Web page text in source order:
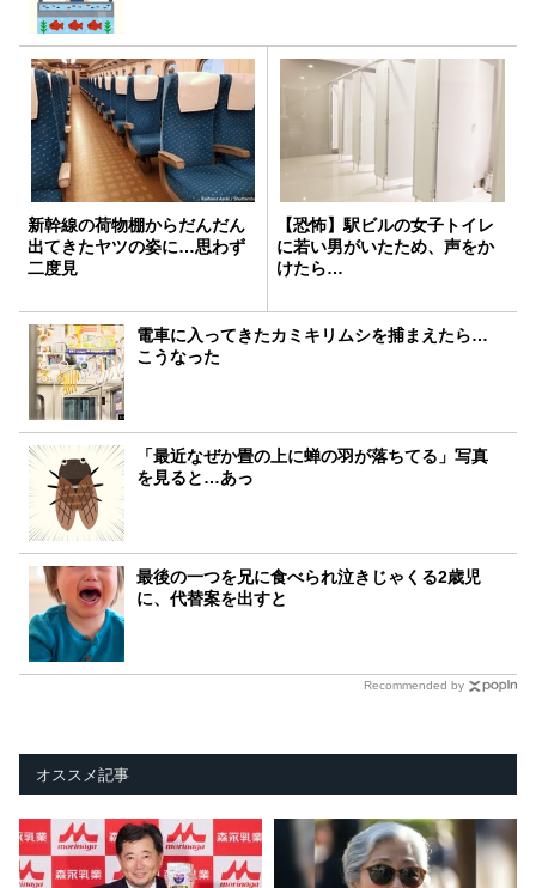
新幹線の荷物棚からだんだん
出てきたヤツの姿に…思わず
二度見
【恐怖】駅ビルの女子トイレ
に若い男がいたため、声をか
けたら…
電車に入ってきたカミキリムシを捕まえたら…
こうなった
「最近なぜか畳の上に蝉の羽が落ちてる」写真
を見ると…あっ
最後の一つを兄に食べられ泣きじゃくる2歳児
に、代替案を出すと
Recommended by
オススメ記事